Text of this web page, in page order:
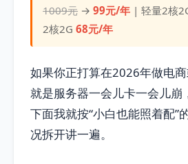
1009元 →99元/年 | 轻量2核
2核2G68元/年
如果你正打算在2026年做电
就是服务器一会儿卡一会儿崩
下面我就按“小白也能照着配”
况拆开讲一遍。